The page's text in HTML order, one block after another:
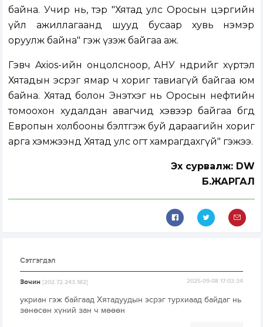
байна. Учир нь, тэр "Хятад улс Оросын цэргийн
үйл ажиллагаанд шууд бусаар хувь нэмэр
оруулж байна" гэж үзэж байгаа аж.
Гэвч Axios-ийн онцолсноор, АНУ өнөөдрийг хүртэл
Хятадын эсрэг ямар ч хориг тавиагүй байгаа юм
байна. Хятад болон Энэтхэг нь Оросын нефтийн
томоохон худалдан авагчид хэвээр байгаа бөгөөд
Европын холбооны бэлтгэж буй дараагийн хориг
арга хэмжээнд Хятад улс огт хамрагдахгүй" гэжээ.
Эх сурвалж: DW
Б.ЖАРГАЛ
Сэтгэгдэл
Зочин[202.72.243.182] 2025-09-08 17:03:34
укриан гэж байгаад Хятадуудын эсрэг турхиаад байдаг нь
зөнөсөн хүний зан ч мөөөн